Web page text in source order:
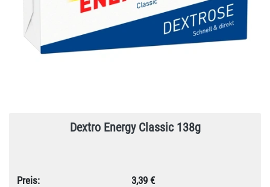
Dextro Energy Classic 138g
Preis: 3,39 €